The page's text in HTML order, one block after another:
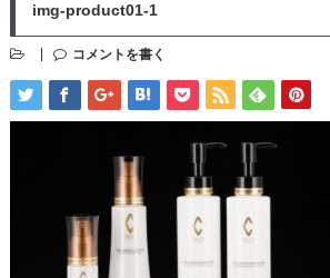
img-product01-1
コメントを書く